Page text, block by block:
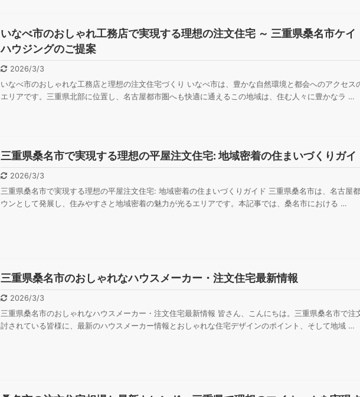
いなべ市のおしゃれ工務店で実現する理想の注文住宅 ～ 三重県桑名市ケイ
ハウジングのご提案
2026/3/3
いなべ市のおしゃれな工務店と理想の注文住宅づくり いなべ市は、豊かな自然環境と都会へのアクセス
エリアです。三重県北部に位置し、名古屋都市圏へも快適に通えるこの地域は、住む人々に豊かなラ …
三重県桑名市で実現する理想の平屋注文住宅: 地域密着の住まいづくりガイ
2026/3/3
三重県桑名市で実現する理想の平屋注文住宅: 地域密着の住まいづくりガイド 三重県桑名市は、名古屋
ウンとして発展し、住みやすさと地域密着の魅力が光るエリアです。本記事では、桑名市における …
三重県桑名市のおしゃれなハウスメーカー・注文住宅最新情報
2026/3/3
三重県桑名市のおしゃれなハウスメーカー・注文住宅最新情報 皆さん、こんにちは。三重県桑名市で注
討されている皆様に、最新のハウスメーカー情報とおしゃれな住宅デザインのポイント、そして地域 …